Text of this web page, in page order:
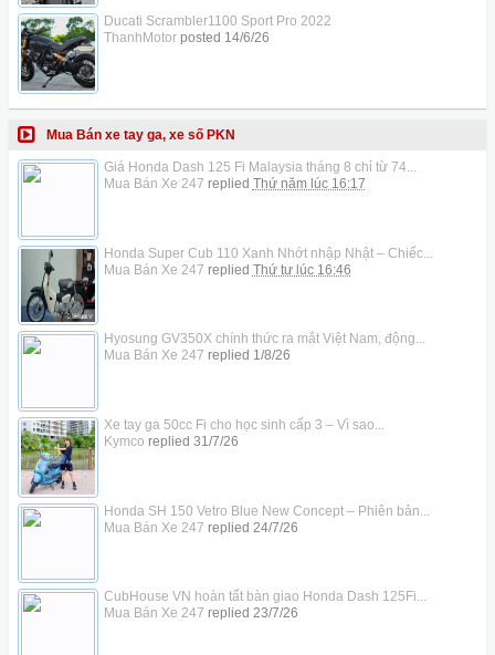
Ducati Scrambler1100 Sport Pro 2022
ThanhMotorposted 14/6/26
Mua Bán xe tay ga, xe số PKN
Giá Honda Dash 125 Fi Malaysia tháng 8 chỉ từ 74...
Mua Bán Xe 247 replied Thứ năm lúc 16:17
Honda Super Cub 110 Xanh Nhớt nhập Nhật – Chiếc...
Mua Bán Xe 247 replied Thứ tư lúc 16:46
Hyosung GV350X chính thức ra mắt Việt Nam, động...
Mua Bán Xe 247 replied 1/8/26
Xe tay ga 50cc Fi cho học sinh cấp 3 – Vì sao...
Kymco replied 31/7/26
Honda SH 150 Vetro Blue New Concept – Phiên bản...
Mua Bán Xe 247 replied 24/7/26
CubHouse VN hoàn tất bàn giao Honda Dash 125Fi...
Mua Bán Xe 247 replied 23/7/26